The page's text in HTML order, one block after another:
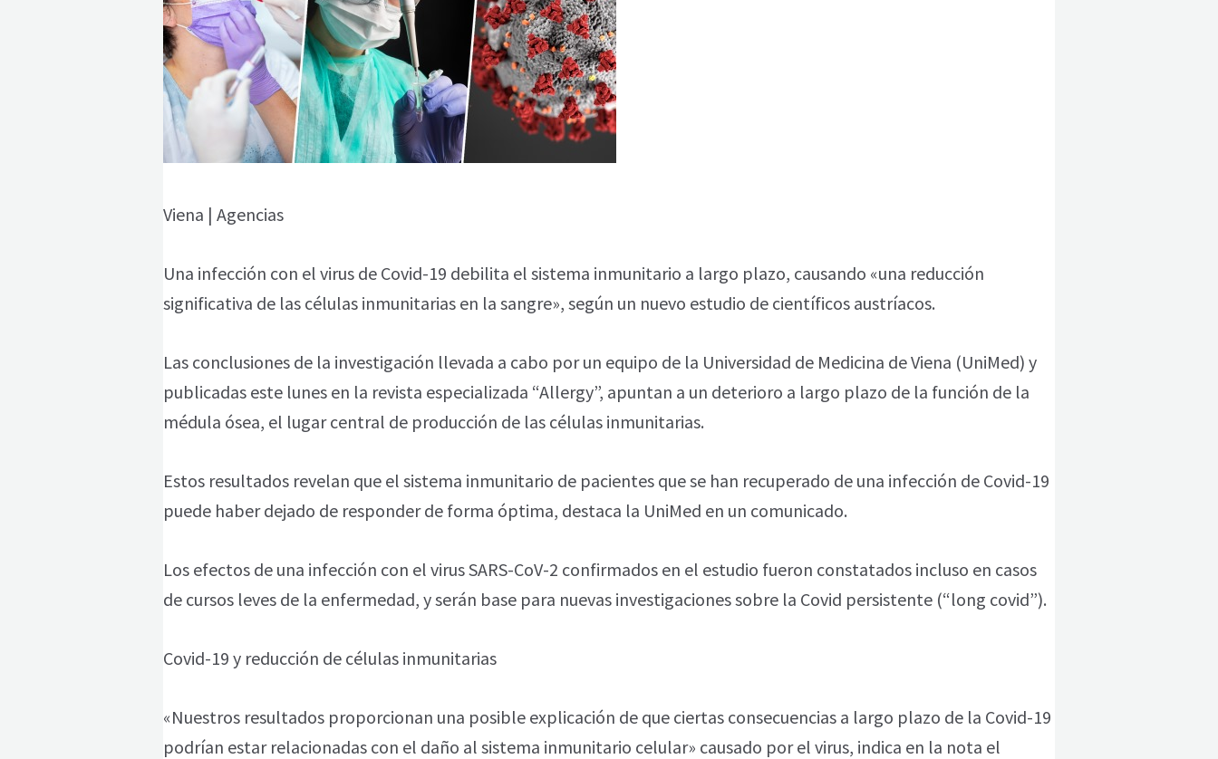
Viena | Agencias
Una infección con el virus de Covid-19 debilita el sistema inmunitario a largo plazo, causando «una reducción
significativa de las células inmunitarias en la sangre», según un nuevo estudio de científicos austríacos.
Las conclusiones de la investigación llevada a cabo por un equipo de la Universidad de Medicina de Viena (UniMed) y
publicadas este lunes en la revista especializada “Allergy”, apuntan a un deterioro a largo plazo de la función de la
médula ósea, el lugar central de producción de las células inmunitarias.
Estos resultados revelan que el sistema inmunitario de pacientes que se han recuperado de una infección de Covid-19
puede haber dejado de responder de forma óptima, destaca la UniMed en un comunicado.
Los efectos de una infección con el virus SARS-CoV-2 confirmados en el estudio fueron constatados incluso en casos
de cursos leves de la enfermedad, y serán base para nuevas investigaciones sobre la Covid persistente (“long covid”).
Covid-19 y reducción de células inmunitarias
«Nuestros resultados proporcionan una posible explicación de que ciertas consecuencias a largo plazo de la Covid-19
podrían estar relacionadas con el daño al sistema inmunitario celular» causado por el virus, indica en la nota el